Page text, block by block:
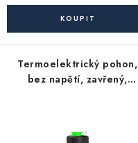
Reklamační podmínky
Termoelektrický pohon,
bez napětí, zavřený,